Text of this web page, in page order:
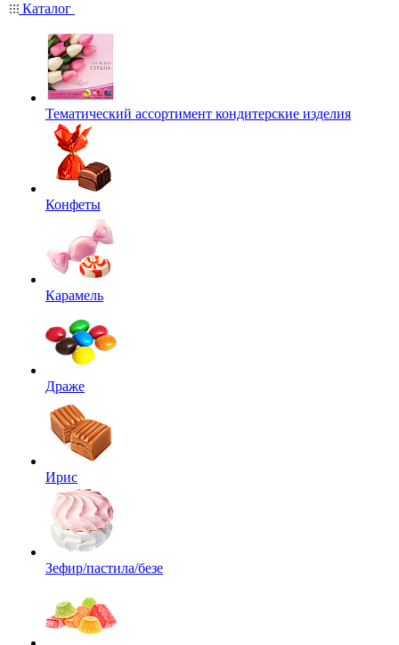
Каталог
Тематический ассортимент кондитерские изделия
Конфеты
Карамель
Драже
Ирис
Зефир/пастила/безе